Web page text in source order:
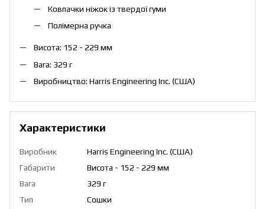
Ковпачки ніжок із твердої гуми
Полімерна ручка
Висота: 152 - 229 мм
Вага: 329 г
Виробництво: Harris Engineering Inc. (США)
Характеристики
Виробник
Harris Engineering Inc. (США)
Габарити
Висота - 152 - 229 мм
Вага
329 г
Тип
Сошки